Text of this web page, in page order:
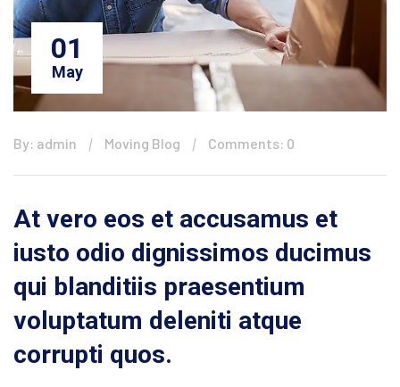
01
May
By: admin Moving Blog Comments: 0
At vero eos et accusamus et
iusto odio dignissimos ducimus
qui blanditiis praesentium
voluptatum deleniti atque
corrupti quos.